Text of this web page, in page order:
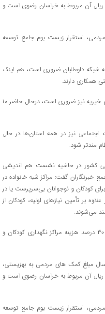
ریال آن مربوط به خراسان رضوی است و
استقرار زیست بوم جامع توسعه
شبکه داوطلبان ضروری است، هم اینک
حسینی گفت: توسعه تشکل ها و انجمن‌های خیریه نیز ضروری است، درحال حاضر ۱۰
نیز در همه استان‌ها در حال
مندتر شود.
کشور در حاشیه نشست هم اندیشی
گفت: مراکز شبه خانواده در
کودکان و نوجوانان بی‌سرپرست یا در
بر تأمین نیازهای اولیه، کودکان از
می‌شوند.
وی بیان کرد: یارانه پرداختی بهزیستی فقط ۳۰ درصد هزینه مراکز نگهداری کودکان و
مبلغ کمک های مردمی به بهزیستی،
ریال آن مربوط به خراسان رضوی است و
استقرار زیست بوم جامع توسعه